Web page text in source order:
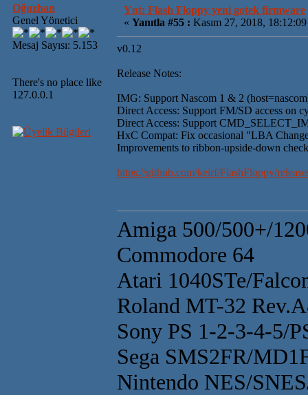
Oğuzhan
Genel Yönetici
Mesaj Sayısı: 5.153
There's no place like
127.0.0.1
Ynt: Flash Floppy yeni gotek firmware
« Yanıtla #55 : Kasım 27, 2018,
v0.12
Release Notes:
IMG: Support Nascom 1 & 2
Direct Access: Support FM/SD access on
Direct Access: Support
HxC Compat: Fix occasional "LBA
Improvements to ribbon-upside-down
https://github.com/keirf/FlashFloppy/
Amiga 500/500+/
Commodore 64
Atari 1040STe/
Roland MT-32
Sony PS 1-2-3-4-5/
Sega SMS2FR/
Nintendo NES/